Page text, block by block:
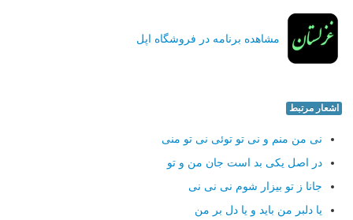
مشاهده برنامه در فروشگاه اپل
اشعار مرتبط
نی من منم و نی تو توئی نی تو منی
در اصل یکی بد است جان من و تو
جانا ز تو بیزار شوم نی نی نی
یا دلبر من باید و یا دل بر من